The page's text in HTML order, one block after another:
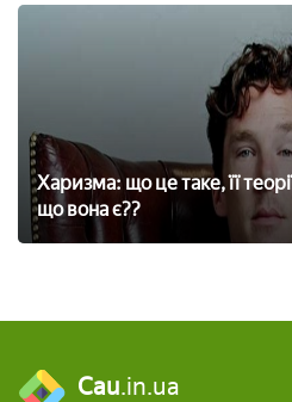
Харизма: що це таке, її
що вона є??
Cau.in.ua